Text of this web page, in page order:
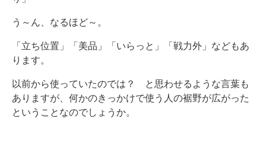
う～ん、なるほど～。
「立ち位置」「美品」「いらっと」「戦力外」などもあ
ります。
以前から使っていたのでは？ と思わせるような言葉も
ありますが、何かのきっかけで使う人の裾野が広がった
ということなのでしょうか。